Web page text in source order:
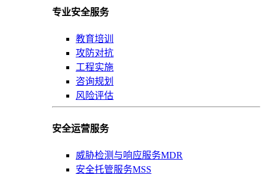
专业安全服务
教育培训
攻防对抗
工程实施
咨询规划
风险评估
安全运营服务
威胁检测与响应服务MDR
安全托管服务MSS